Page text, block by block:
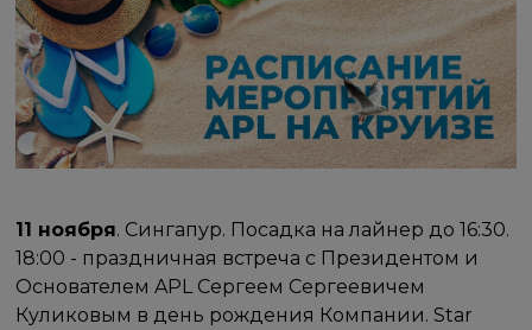
11 ноября. Сингапур. Посадка на лайнер до 16:30.
18:00 - праздничная встреча с Президентом и
Основателем APL Сергеем Сергеевичем
Куликовым в день рождения Компании. Star